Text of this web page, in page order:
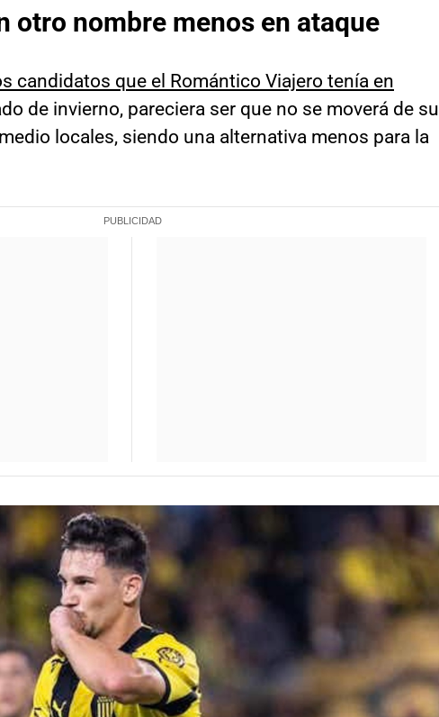
otro nombre menos en ataque
candidatos que el Romántico Viajero tenía en
de invierno, pareciera ser que no se moverá de su
locales, siendo una alternativa menos para la